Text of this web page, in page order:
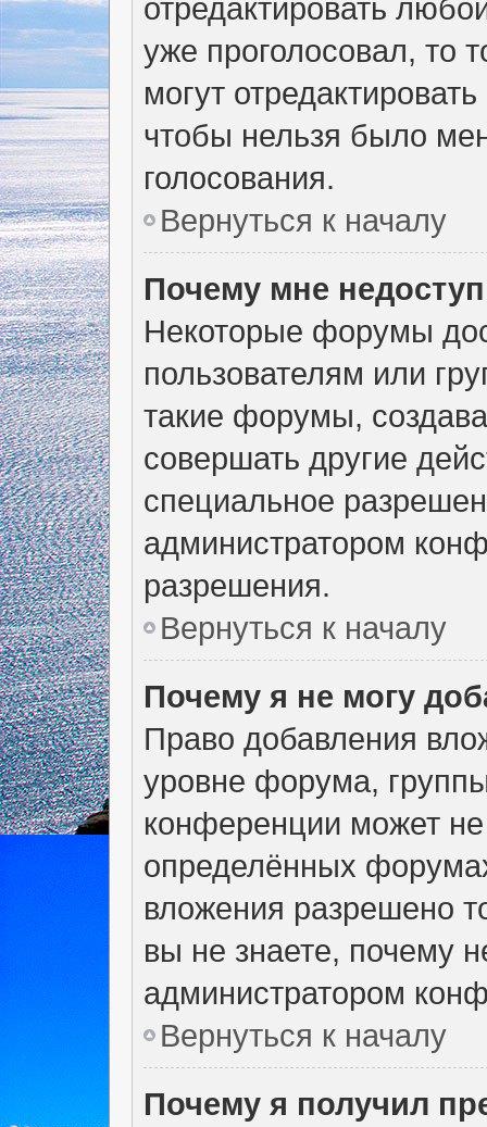
отредактировать
уже проголосовал, то
могут
чтобы нельзя было
голосования.
Вернуться к началу
Почему мне
Некоторые форумы
пользователям или
такие форумы,
совершать другие
специальное
администратором
разрешения.
Вернуться к началу
Почему я не могу
Право добавления
уровне форума,
конференции может
определённых
вложения разрешено
вы не знаете, почему
администратором
Вернуться к началу
Почему я получил